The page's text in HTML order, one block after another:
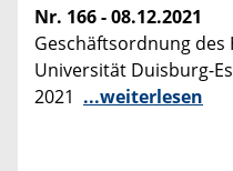
Nr. 166 - 08.12.2021
Geschäftsordnung
Universität Duisburg-
2021 ...weiterlesen